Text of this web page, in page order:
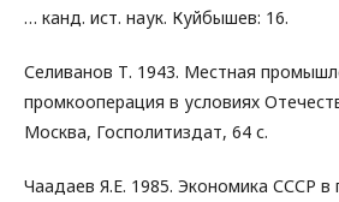
… канд. ист. наук. Куйбышев: 16.
Селиванов Т. 1943. Местная
промкооперация в условиях
Москва, Госполитиздат, 64 с.
Чаадаев Я.Е. 1985. Экономика СССР в